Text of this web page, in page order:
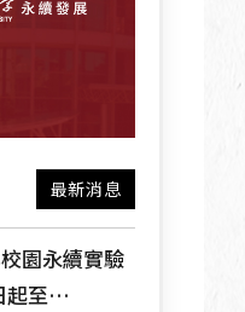
最新消息
園永續實驗
起至